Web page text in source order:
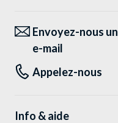
Envoyez-nous un
e-mail
Appelez-nous
Info & aide